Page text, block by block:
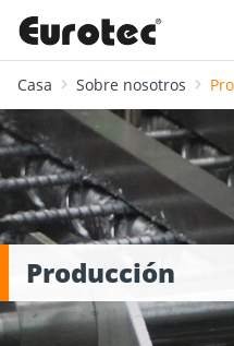
Casa Sobre nosotros
Producción